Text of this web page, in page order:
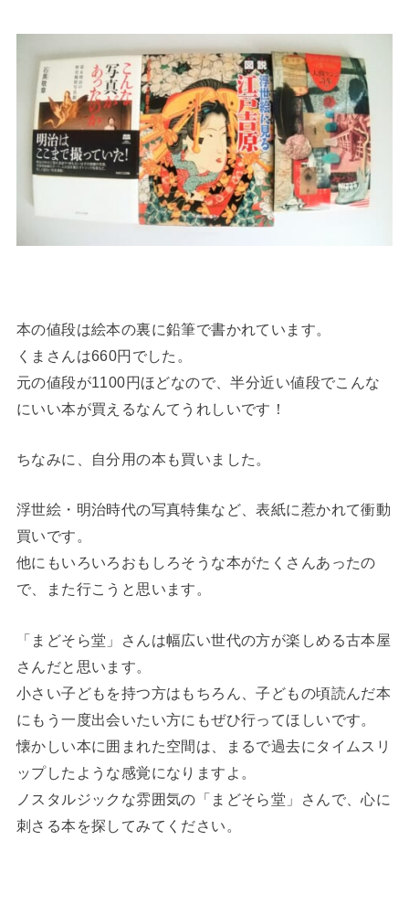
本の値段は絵本の裏に鉛筆で書かれています。
くまさんは660円でした。
元の値段が1100円ほどなので、半分近い値段でこんな
にいい本が買えるなんてうれしいです！
ちなみに、自分用の本も買いました。
浮世絵・明治時代の写真特集など、表紙に惹かれて衝動
買いです。
他にもいろいろおもしろそうな本がたくさんあったの
で、また行こうと思います。
「まどそら堂」さんは幅広い世代の方が楽しめる古本屋
さんだと思います。
小さい子どもを持つ方はもちろん、子どもの頃読んだ本
にもう一度出会いたい方にもぜひ行ってほしいです。
懐かしい本に囲まれた空間は、まるで過去にタイムスリ
ップしたような感覚になりますよ。
ノスタルジックな雰囲気の「まどそら堂」さんで、心に
刺さる本を探してみてください。